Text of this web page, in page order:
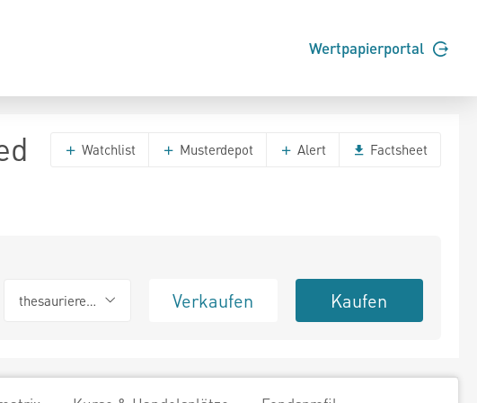
Wertpapierportal
Watchlist Musterdepot Alert Factsheet
thesaurierend Verkaufen Kaufen